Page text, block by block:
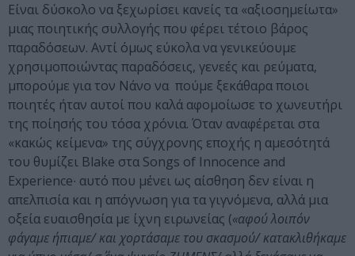
Είναι δύσκολο να ξεχωρίσει κανείς τα «αξιοσημείωτα»
μιας ποιητικής συλλογής που φέρει τέτοιο βάρος
παραδόσεων. Αντί όμως εύκολα να γενικεύουμε
χρησιμοποιώντας παραδόσεις, γενεές και ρεύματα,
μπορούμε για τον Νάνο να πούμε ξεκάθαρα ποιοι
ποιητές ήταν αυτοί που καλά αφομοίωσε το χωνευτήρι
της ποίησής του τόσα χρόνια. Όταν αναφέρεται στα
«κακώς κείμενα» της σύγχρονης εποχής η αμεσότητά
του θυμίζει Blake στα Songs of Innocence and
Experience∙ αυτό που μένει ως αίσθηση δεν είναι η
απελπισία και η απόγνωση για τα γιγνόμενα, αλλά μια
οξεία ευαισθησία με ίχνη ειρωνείας («αφού λοιπόν
φάγαμε ήπιαμε/ και χορτάσαμε του σκασμού/ κατακλιθήκαμε